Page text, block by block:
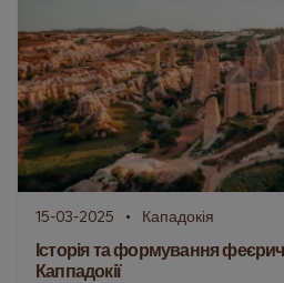
15-03-2025 Кападокія
Історія та формування
Каппадокії